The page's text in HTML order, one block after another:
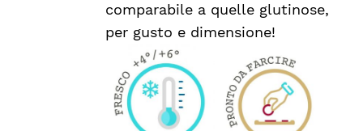
comparabile a quelle glutinose,
per gusto e dimensione!